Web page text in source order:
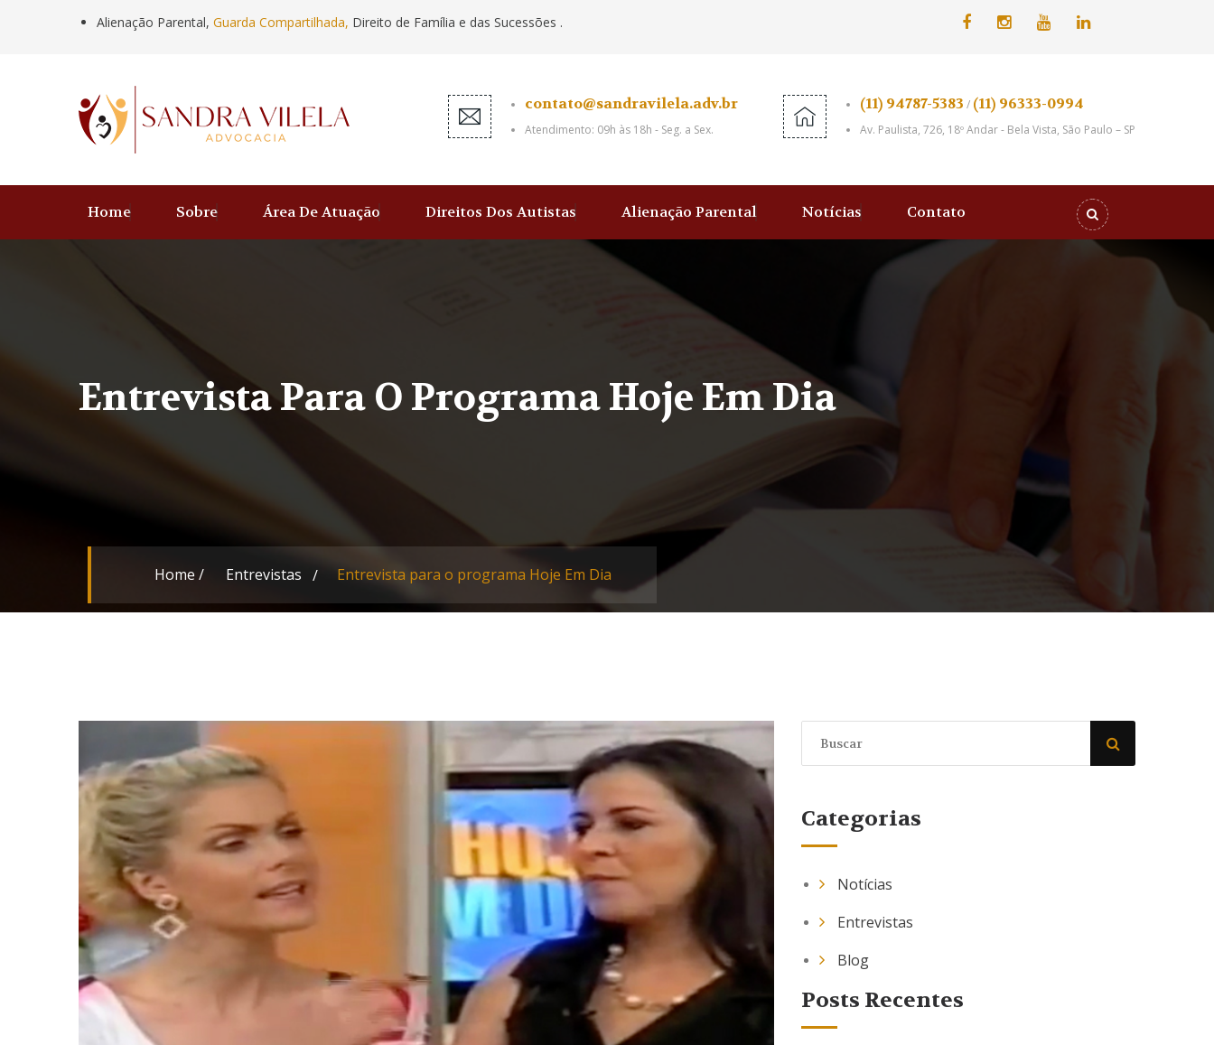
Alienação Parental, Guarda Compartilhada, Direito de Família e das Sucessões .
contato@sandravilela.adv.br
Atendimento: 09h às 18h - Seg. a Sex.
(11) 94787-5383 / (11) 96333-0994
Av. Paulista, 726, 18º Andar - Bela Vista, São Paulo – SP
Home Sobre Área De Atuação Direitos Dos Autistas Alienação Parental Notícias Contato
Entrevista Para O Programa Hoje Em Dia
Home / Entrevistas Entrevista para o programa Hoje Em Dia
Categorias
Notícias
Entrevistas
Blog
Posts Recentes